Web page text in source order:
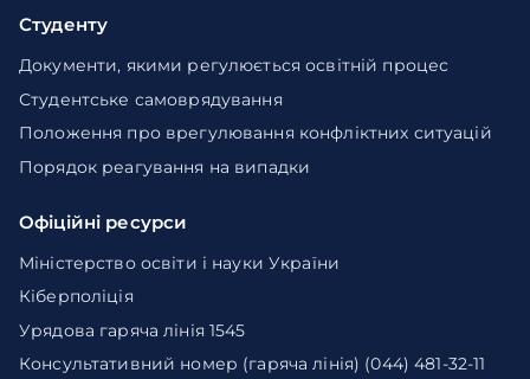
Студенту
Документи, якими регулюється освітній процес
Студентське самоврядування
Положення про врегулювання конфліктних ситуацій
Порядок реагування на випадки
Офіційні ресурси
Міністерство освіти і науки України
Кіберполіція
Урядова гаряча лінія 1545
Консультативний номер (гаряча лінія) (044) 481-32-11